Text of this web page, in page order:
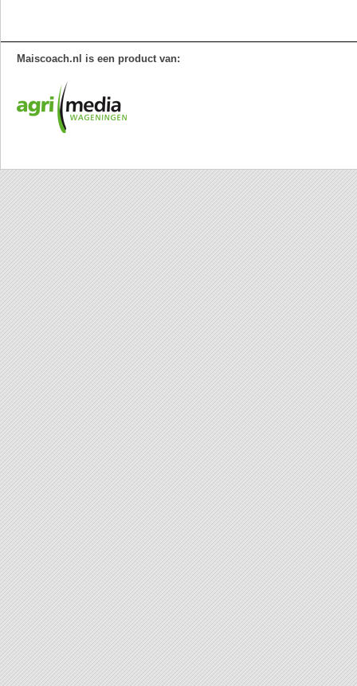
Maiscoach.nl is een product van: